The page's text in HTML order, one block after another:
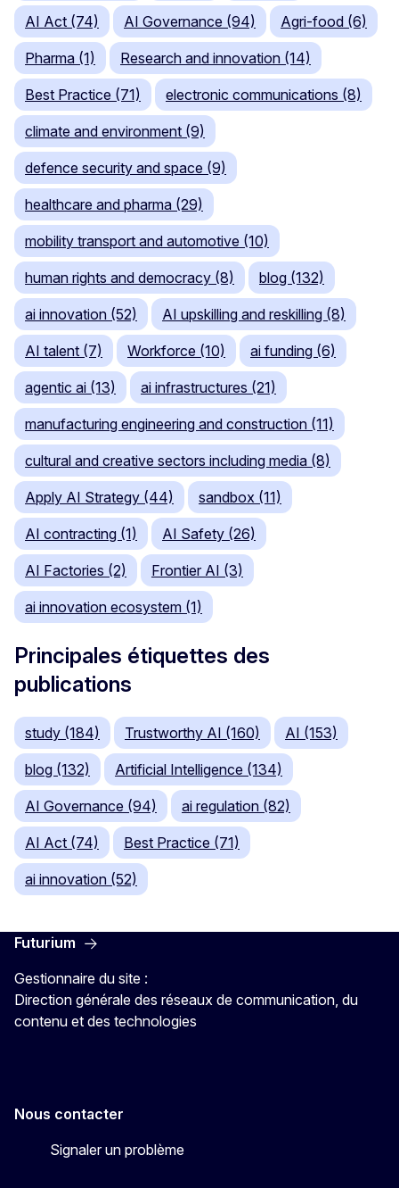
AI Act (74) AI Governance (94) Agri-food (6)
Pharma (1) Research and innovation (14)
Best Practice (71) electronic communications (8)
climate and environment (9)
defence security and space (9)
healthcare and pharma (29)
mobility transport and automotive (10)
human rights and democracy (8) blog (132)
ai innovation (52) AI upskilling and reskilling (8)
AI talent (7) Workforce (10) ai funding (6)
agentic ai (13) ai infrastructures (21)
manufacturing engineering and construction (11)
cultural and creative sectors including media (8)
Apply AI Strategy (44) sandbox (11)
AI contracting (1) AI Safety (26)
AI Factories (2) Frontier AI (3)
ai innovation ecosystem (1)
Principales étiquettes des
publications
study (184) Trustworthy AI (160) AI (153)
blog (132) Artificial Intelligence (134)
AI Governance (94) ai regulation (82)
AI Act (74) Best Practice (71)
ai innovation (52)
Futurium
Gestionnaire du site :
Direction générale des réseaux de communication, du
contenu et des technologies
Nous contacter
Signaler un problème